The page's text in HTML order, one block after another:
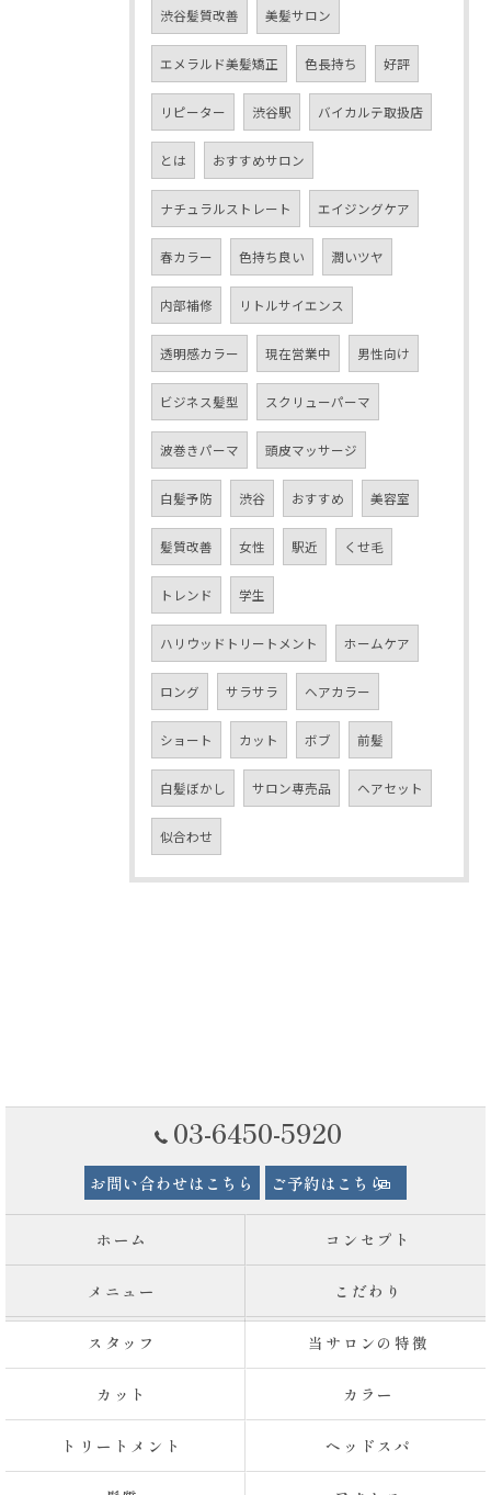
渋谷髪質改善 美髪サロン
エメラルド美髪矯正 色長持ち 好評
リピーター 渋谷駅 バイカルテ取扱店
とは おすすめサロン
ナチュラルストレート エイジングケア
春カラー 色持ち良い 潤いツヤ
内部補修 リトルサイエンス
透明感カラー 現在営業中 男性向け
ビジネス髪型 スクリューパーマ
波巻きパーマ 頭皮マッサージ
白髪予防 渋谷 おすすめ 美容室
髪質改善 女性 駅近 くせ毛
トレンド 学生
ハリウッドトリートメント ホームケア
ロング サラサラ ヘアカラー
ショート カット ボブ 前髪
白髪ぼかし サロン専売品 ヘアセット
似合わせ
03-6450-5920
お問い合わせはこちら ご予約はこちら
ホーム コンセプト
メニュー こだわり
スタッフ 当サロンの特徴
カット カラー
トリートメント ヘッドスパ